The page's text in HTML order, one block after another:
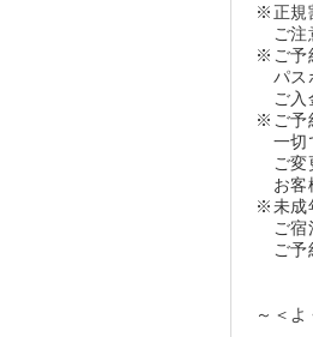
※正規
ご注
※ご予
パス
ご入
※ご予
一切
ご変
お客
※未成
ご宿
ご予
～＜